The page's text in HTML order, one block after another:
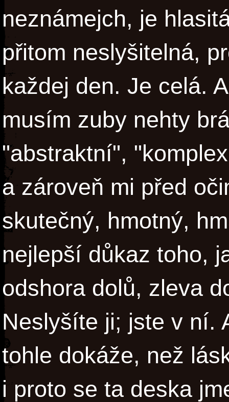
neznámejch, je
přitom neslyšitelná,
každej den. Je celá.
musím zuby nehty
"abstraktní",
a zároveň mi před
skutečný, hmotný,
nejlepší důkaz toho,
odshora dolů, zleva
Neslyšíte ji; jste v ní.
tohle dokáže, než
i proto se ta deska